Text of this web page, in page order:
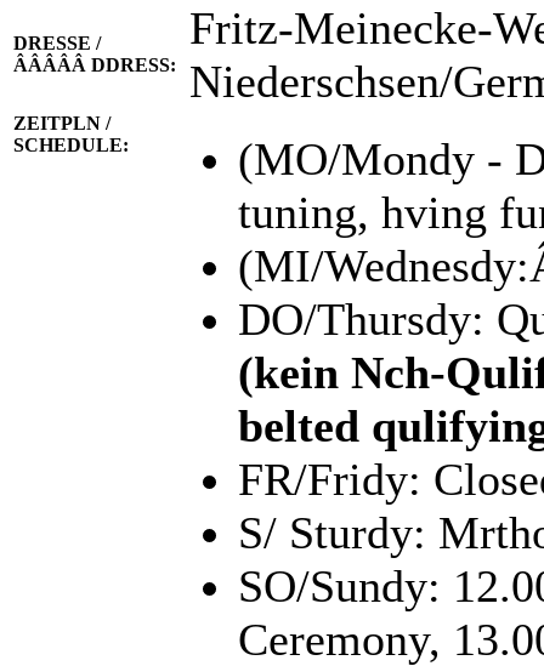
DRESSE /
ÂÂÂÂÂ DDRESS:
Fritz-Meinecke-
Niederschsen/
ZEITPLN /
SCHEDULE:
(MO/Mondy -
tuning, hving
(MI/
DO/Thursdy:
(kein Nch-
belted
FR/Fridy:
S/ Sturdy:
SO/Sundy:
Ceremony,